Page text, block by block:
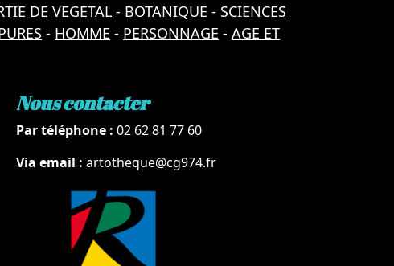
DE VEGETAL - BOTANIQUE - SCIENCES
- HOMME - PERSONNAGE - AGE ET
Nous contacter
Par téléphone : 02 62 81 77 60
Via email : artotheque@cg974.fr